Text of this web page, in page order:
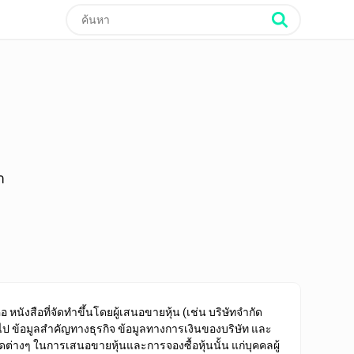
หนังสือที่จัดทำขึ้นโดยผู้เสนอขายหุ้น (เช่น บริษัทจำกัด
ป ข้อมูลสำคัญทางธุรกิจ ข้อมูลทางการเงินของบริษัท และ
ต่างๆ ในการเสนอขายหุ้นและการจองซื้อหุ้นนั้น แก่บุคคลผู้